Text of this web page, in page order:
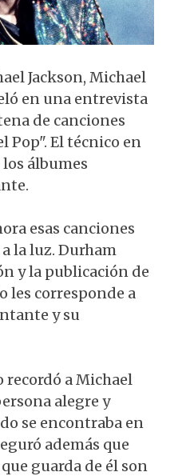
Jackson, Michael
en una entrevista
de canciones
Pop". El técnico en
álbumes
esas canciones
la luz. Durham
y la publicación de
les corresponde a
y su
a Michael
alegre y
se encontraba en
además que
guarda de él son